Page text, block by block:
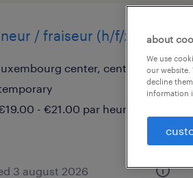
/ fraiseur (h/f/x)
center, centre
- €21.00 par heure
3 august 2026
about
We use
our website.
decline
information